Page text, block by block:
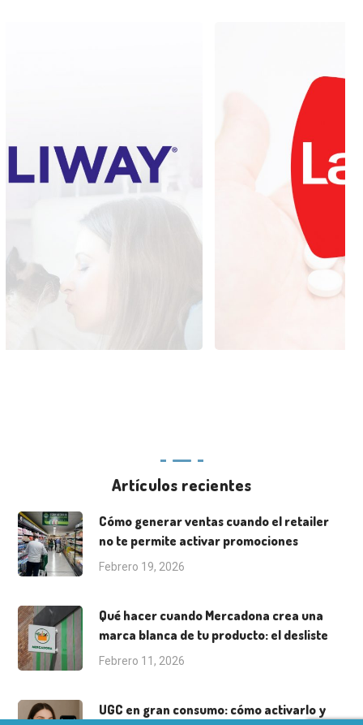
Artículos recientes
Cómo generar ventas cuando el retailer
no te permite activar promociones
Febrero 19, 2026
Qué hacer cuando Mercadona crea una
marca blanca de tu producto: el desliste
Febrero 11, 2026
UGC en gran consumo: cómo activarlo y